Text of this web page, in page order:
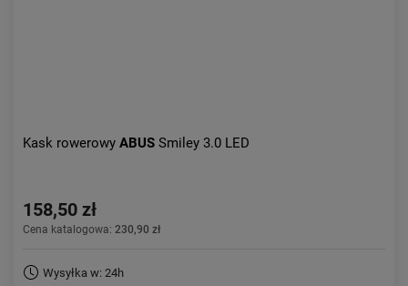
Kask rowerowy ABUS Smiley 3.0 LED
158,50 zł
Cena katalogowa: 230,90 zł
Wysyłka w: 24h